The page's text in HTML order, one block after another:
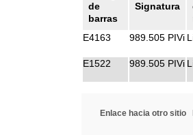
de
barras
Signatura
E4163
989.505 PIVi
E1522 989.505 PIVi
Enlace hacia otro sitio